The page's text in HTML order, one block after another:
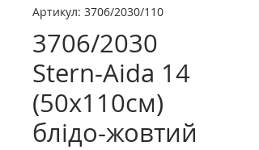
Артикул: 3706/2030/110
3706/2030
Stern-Aida 14
(50х110см)
блідо-жовтий